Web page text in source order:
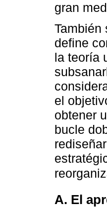
gran
También
define
la teoría
el
obtener
bucle
A. El